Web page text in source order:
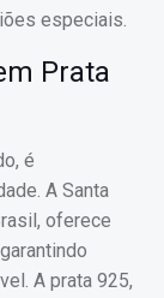
especiais.
Prata
é
A Santa
oferece
A prata 925,